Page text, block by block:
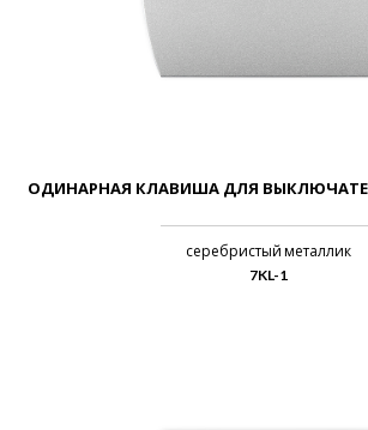
ОДИНАРНАЯ КЛАВИША ДЛЯ
серебристый металлик
7KL-1